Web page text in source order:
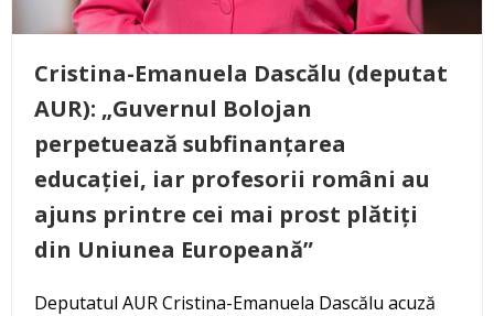
Cristina-Emanuela Dascălu (deputat
AUR): „Guvernul Bolojan
perpetuează subfinanțarea
educației, iar profesorii români au
ajuns printre cei mai prost plătiți
din Uniunea Europeană”
Deputatul AUR Cristina-Emanuela Dascălu acuză